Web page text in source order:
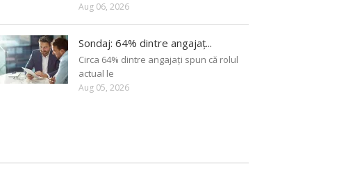
Aug 06, 2026
Sondaj: 64% dintre angajaț...
Circa 64% dintre angajați spun că rolul
actual le
Aug 05, 2026